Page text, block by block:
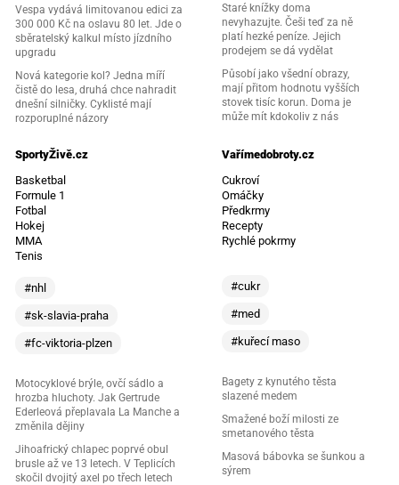
Vespa vydává limitovanou edici za
300 000 Kč na oslavu 80 let. Jde o
sběratelský kalkul místo jízdního
upgradu
Nová kategorie kol? Jedna míří
čistě do lesa, druhá chce nahradit
dnešní silničky. Cyklisté mají
rozporuplné názory
Staré knížky doma
nevyhazujte. Češi teď za ně
platí hezké peníze. Jejich
prodejem se dá vydělat
Působí jako všední obrazy,
mají přitom hodnotu vyšších
stovek tisíc korun. Doma je
může mít kdokoliv z nás
SportyŽivě.cz
Basketbal
Formule 1
Fotbal
Hokej
MMA
Tenis
#nhl
#sk-slavia-praha
#fc-viktoria-plzen
Motocyklové brýle, ovčí sádlo a
hrozba hluchoty. Jak Gertrude
Ederleová přeplavala La Manche a
změnila dějiny
Jihoafrický chlapec poprvé obul
brusle až ve 13 letech. V Teplicích
skočil dvojitý axel po třech letech
Vařímedobroty.cz
Cukroví
Omáčky
Předkrmy
Recepty
Rychlé pokrmy
#cukr
#med
#kuřecí maso
Bagety z kynutého těsta
slazené medem
Smažené boží milosti ze
smetanového těsta
Masová bábovka se šunkou a
sýrem